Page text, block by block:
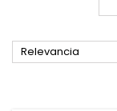
Relevancia